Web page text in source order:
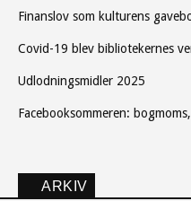
Finanslov som kulturens
Covid-19 blev bibliotekernes
Udlodningsmidler 2025
Facebooksommeren:
ARKIV